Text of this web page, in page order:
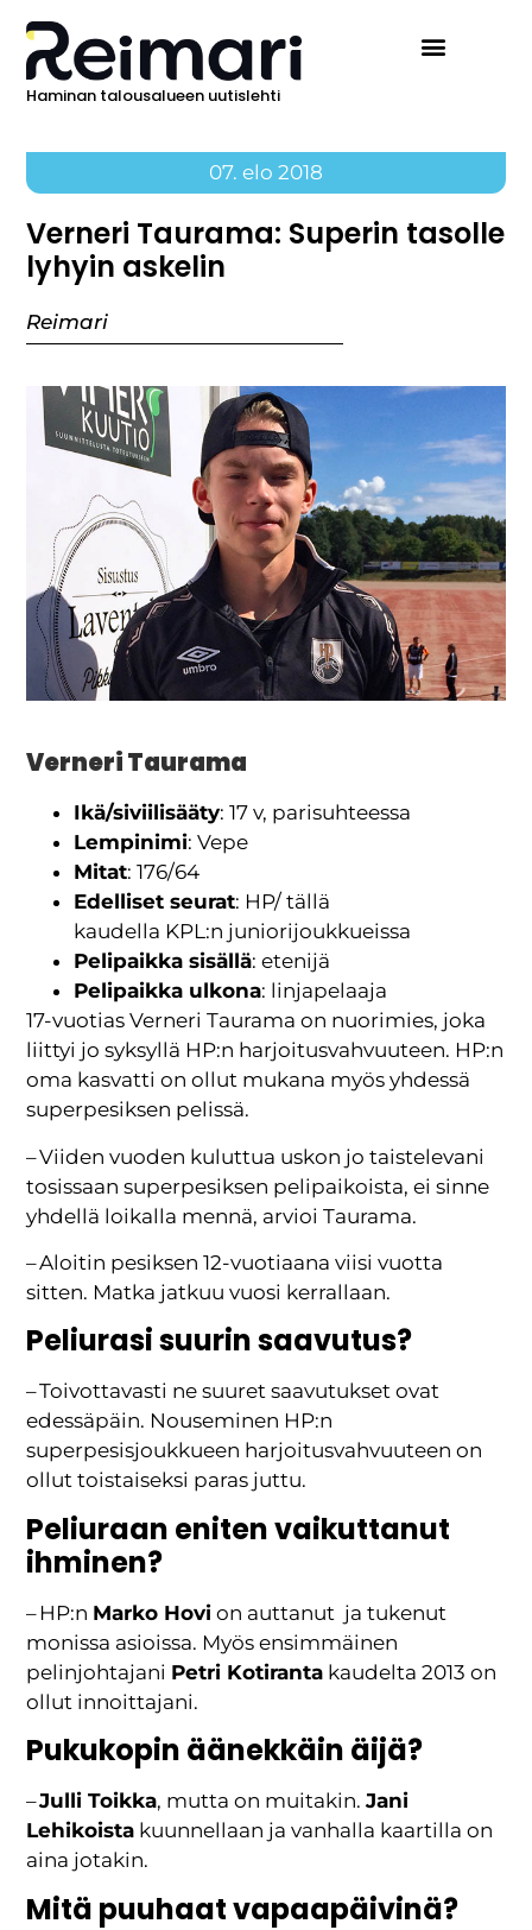
Haminan talousalueen uutislehti
07. elo 2018
Verneri Taurama: Superin tasolle
lyhyin askelin
Reimari
Verneri Taurama
Ikä/siviilisääty: 17 v, parisuhteessa
Lempinimi: Vepe
Mitat: 176/64
Edelliset seurat: HP/ tällä
kaudella KPL:n juniorijoukkueissa
Pelipaikka sisällä: etenijä
Pelipaikka ulkona: linjapelaaja
17-vuotias Verneri Taurama on nuorimies, joka
liittyi jo syksyllä HP:n harjoitusvahvuuteen. HP:n
oma kasvatti on ollut mukana myös yhdessä
superpesiksen pelissä.
– Viiden vuoden kuluttua uskon jo taistelevani
tosissaan superpesiksen pelipaikoista, ei sinne
yhdellä loikalla mennä, arvioi Taurama.
– Aloitin pesiksen 12-vuotiaana viisi vuotta
sitten. Matka jatkuu vuosi kerrallaan.
Peliurasi suurin saavutus?
– Toivottavasti ne suuret saavutukset ovat
edessäpäin. Nouseminen HP:n
superpesisjoukkueen harjoitusvahvuuteen on
ollut toistaiseksi paras juttu.
Peliuraan eniten vaikuttanut
ihminen?
– HP:n Marko Hovi on auttanut ja tukenut
monissa asioissa. Myös ensimmäinen
pelinjohtajani Petri Kotiranta kaudelta 2013 on
ollut innoittajani.
Pukukopin äänekkäin äijä?
–Julli Toikka, mutta on muitakin.Jani
Lehikoista kuunnellaan ja vanhalla kaartilla on
aina jotakin.
Mitä puuhaat vapaapäivinä?